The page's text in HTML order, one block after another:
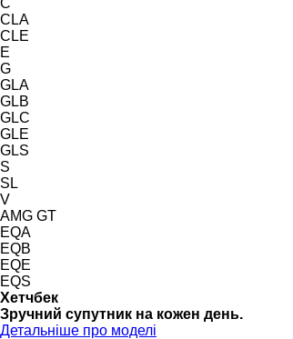
C
CLA
CLE
E
G
GLA
GLB
GLC
GLE
GLS
S
SL
V
AMG GT
EQA
EQB
EQE
EQS
Хетчбек
Зручний супутник на кожен день.
Детальніше про моделі